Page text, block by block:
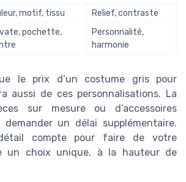
motif, tissu Relief, contraste
pochette,
Personnalité,
harmonie
le prix d’un costume gris pour
aussi de ces personnalisations. La
sur mesure ou d’accessoires
demander un délai supplémentaire.
compte pour faire de votre
un choix unique, à la hauteur de